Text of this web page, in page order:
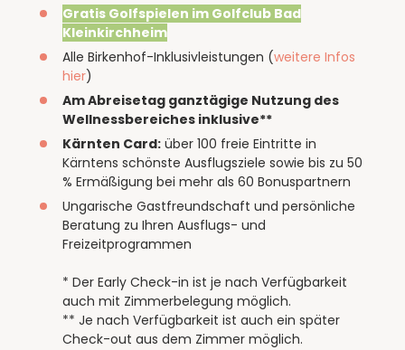
Gratis Golfspielen im Golfclub Bad
Kleinkirchheim
Alle Birkenhof-Inklusivleistungen (weitere Infos
hier)
Am Abreisetag ganztägige Nutzung des
Wellnessbereiches inklusive**
Kärnten Card: über 100 freie Eintritte in
Kärntens schönste Ausflugsziele sowie bis zu 50
% Ermäßigung bei mehr als 60 Bonuspartnern
Ungarische Gastfreundschaft und persönliche
Beratung zu Ihren Ausflugs- und
Freizeitprogrammen
* Der Early Check-in ist je nach Verfügbarkeit
auch mit Zimmerbelegung möglich.
** Je nach Verfügbarkeit ist auch ein später
Check-out aus dem Zimmer möglich.